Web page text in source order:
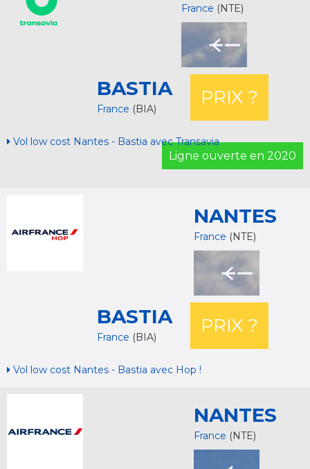
France (NTE)
BASTIA
France (BIA)
PRIX ?
Vol low cost Nantes - Bastia avec Transavia
Ligne ouverte en 2020
NANTES
France (NTE)
BASTIA
France (BIA)
PRIX ?
Vol low cost Nantes - Bastia avec Hop !
NANTES
France (NTE)